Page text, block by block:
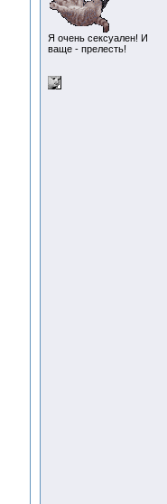
Я очень сексуален! И
ваще - прелесть!